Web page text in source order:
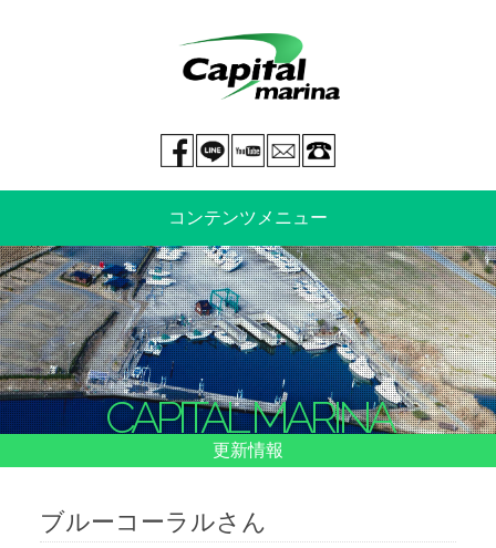
mail
You tube
LINE@
Facebook page
コンテンツメニュー
中古艇情報 新艇情報
船のご売却 整備・特殊艤装
船舶保険 マリーナ情報・料金表
茨城の海
CAPITAL MARINA
更新情報
ブルーコーラルさん